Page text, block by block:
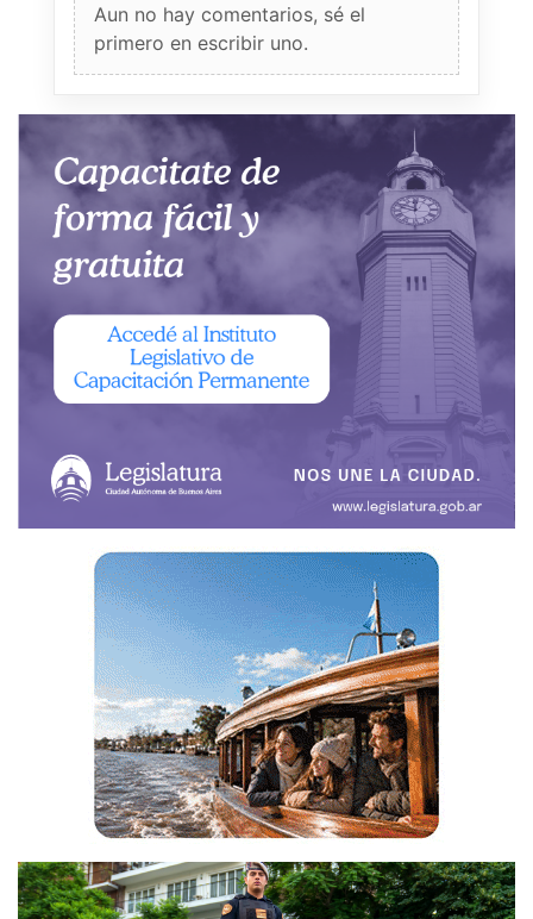
Aun no hay comentarios, sé el
primero en escribir uno.